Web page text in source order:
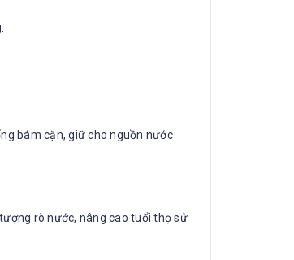
bám cặn, giữ cho nguồn nước
rò nước, nâng cao tuổi thọ sử